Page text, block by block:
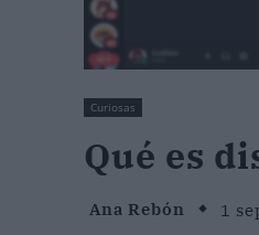
Curiosas
Qué es
Ana Rebón 1